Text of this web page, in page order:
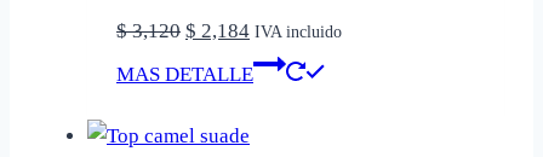
elegir
en
$3,120 El
precio
era:
$ 2,184El
precio
IVA incluido
MAS DETALLE
Este